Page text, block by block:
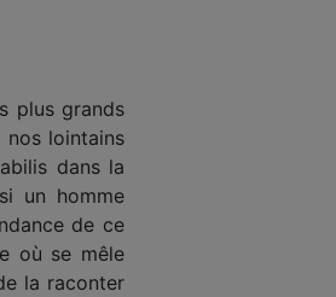
plus grands
lointains
dans la
un homme
de ce
où se mêle
la raconter